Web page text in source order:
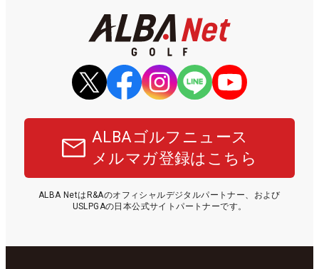
ALBAゴルフニュース
メルマガ登録はこちら
ALBA NetはR&Aのオフィシャルデジタルパートナー、および
USLPGAの日本公式サイトパートナーです。